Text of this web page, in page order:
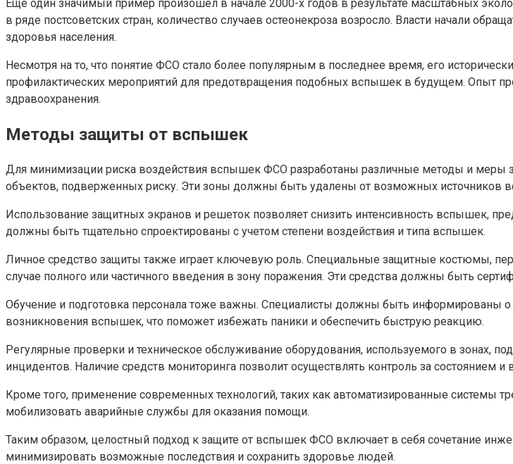
Еще один значимый пример произошел в начале 2000-х годов в результате масштабных
в ряде постсоветских стран, количество случаев остеонекроза возросло. Власти начали
здоровья населения.
Несмотря на то, что понятие ФСО стало более популярным в последнее время, его
профилактических мероприятий для предотвращения подобных вспышек в будущем. Опыт
здравоохранения.
Методы защиты от вспышек
Для минимизации риска воздействия вспышек ФСО разработаны различные методы и меры
объектов, подверженных риску. Эти зоны должны быть удалены от возможных источников
Использование защитных экранов и решеток позволяет снизить интенсивность вспышек,
должны быть тщательно спроектированы с учетом степени воздействия и типа вспышек.
Личное средство защиты также играет ключевую роль. Специальные защитные костюмы,
случае полного или частичного введения в зону поражения. Эти средства должны быть
Обучение и подготовка персонала тоже важны. Специалисты должны быть информированы
возникновения вспышек, что поможет избежать паники и обеспечить быструю реакцию.
Регулярные проверки и техническое обслуживание оборудования, используемого в
инцидентов. Наличие средств мониторинга позволит осуществлять контроль за состоянием
Кроме того, применение современных технологий, таких как автоматизированные системы
мобилизовать аварийные службы для оказания помощи.
Таким образом, целостный подход к защите от вспышек ФСО включает в себя сочетание
минимизировать возможные последствия и сохранить здоровье людей.